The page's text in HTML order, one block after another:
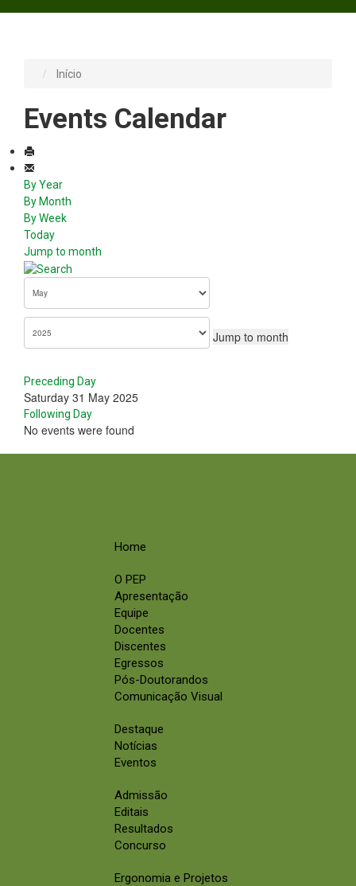
Início
Events Calendar
By Year
By Month
By Week
Today
Jump to month
Jump to month
Preceding Day
Saturday 31 May 2025
Following Day
No events were found
Home
O PEP
Apresentação
Equipe
Docentes
Discentes
Egressos
Pós-Doutorandos
Comunicação Visual
Destaque
Notícias
Eventos
Admissão
Editais
Resultados
Concurso
Ergonomia e Projetos